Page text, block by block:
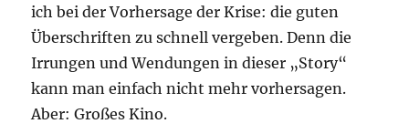
ich bei der Vorhersage der Krise: die guten
Überschriften zu schnell vergeben. Denn die
Irrungen und Wendungen in dieser „Story“
kann man einfach nicht mehr vorhersagen.
Aber: Großes Kino.